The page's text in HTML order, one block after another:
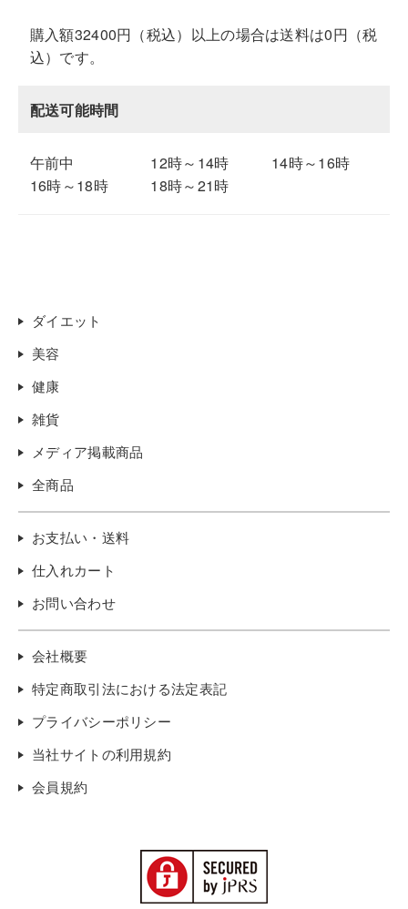
購入額32400円（税込）以上の場合は送料は0円（税
込）です。
配送可能時間
午前中 12時～14時
14時～16時
16時～18時
18時～21時
ダイエット
美容
健康
雑貨
メディア掲載商品
全商品
お支払い・送料
仕入れカート
お問い合わせ
会社概要
特定商取引法における法定表記
プライバシーポリシー
当社サイトの利用規約
会員規約